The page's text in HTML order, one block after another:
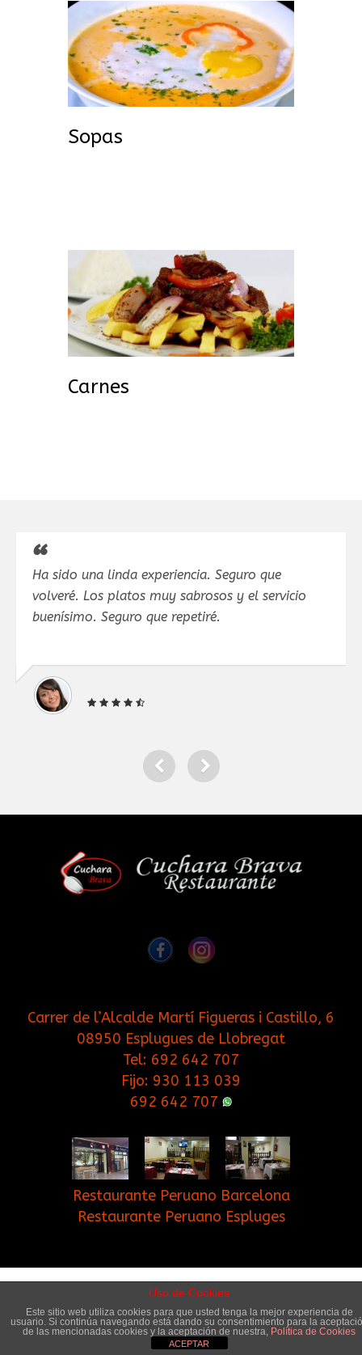
Sopas
Carnes
Ha sido una linda experiencia. Seguro que
volveré. Los platos muy sabrosos y el servicio
buenísimo. Seguro que repetiré.
Carrer de l’Alcalde Martí Figueras i Castillo, 6
08950 Esplugues de Llobregat
Tel: 692 642 707
Fijo: 930 113 039
692 642 707
Restaurante Peruano Barcelona
Restaurante Peruano Espluges
Contacto Blog
© Copyright 2017. Cuchara Brava Restaurante.
Uso de Cookies
Este sitio web utiliza cookies para que usted tenga la mejor experiencia de
usuario. Si continúa navegando está dando su consentimiento para la
de las mencionadas cookies y la aceptación de nuestra, Política de Cookies
ACEPTAR